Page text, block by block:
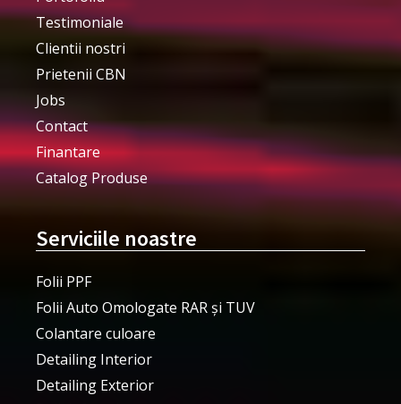
Testimoniale
Clientii nostri
Prietenii CBN
Jobs
Contact
Finantare
Catalog Produse
Serviciile noastre
Folii PPF
Folii Auto Omologate RAR și TUV
Colantare culoare
Detailing Interior
Detailing Exterior